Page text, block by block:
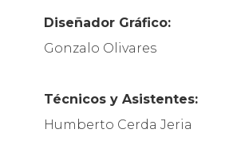
Diseñador Gráfico:
Gonzalo Olivares
Técnicos y Asistentes:
Humberto Cerda Jeria